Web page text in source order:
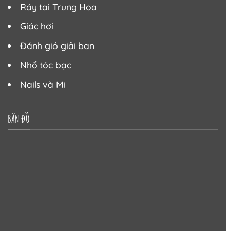
Ráy tai Trung Hoa
Giác hơi
Đánh gió giải ban
Nhổ tóc bạc
Nails và Mi
BẢN ĐỒ